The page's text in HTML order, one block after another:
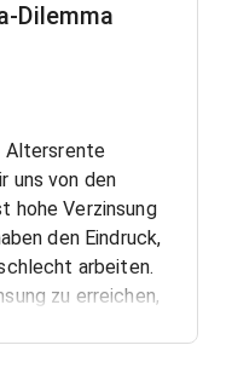
Dilemma
Altersrente
uns von den
hohe Verzinsung
den Eindruck,
arbeiten.
zu erreichen,